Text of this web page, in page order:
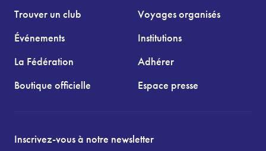
Trouver un club
Voyages organisés
Événements
Institutions
La Fédération
Adhérer
Boutique officielle
Espace presse
Inscrivez-vous à notre newsletter